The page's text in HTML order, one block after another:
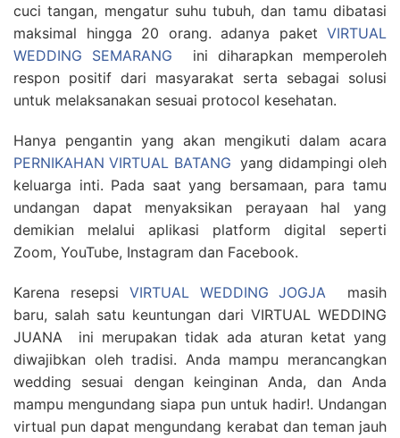
cuci tangan, mengatur suhu tubuh, dan tamu dibatasi
maksimal hingga 20 orang. adanya paket VIRTUAL
WEDDING SEMARANG ini diharapkan memperoleh
respon positif dari masyarakat serta sebagai solusi
untuk melaksanakan sesuai protocol kesehatan.
Hanya pengantin yang akan mengikuti dalam acara
PERNIKAHAN VIRTUAL BATANG yang didampingi oleh
keluarga inti. Pada saat yang bersamaan, para tamu
undangan dapat menyaksikan perayaan hal yang
demikian melalui aplikasi platform digital seperti
Zoom, YouTube, Instagram dan Facebook.
Karena resepsi VIRTUAL WEDDING JOGJA masih
baru, salah satu keuntungan dari VIRTUAL WEDDING
JUANA ini merupakan tidak ada aturan ketat yang
diwajibkan oleh tradisi. Anda mampu merancangkan
wedding sesuai dengan keinginan Anda, dan Anda
mampu mengundang siapa pun untuk hadir!. Undangan
virtual pun dapat mengundang kerabat dan teman jauh